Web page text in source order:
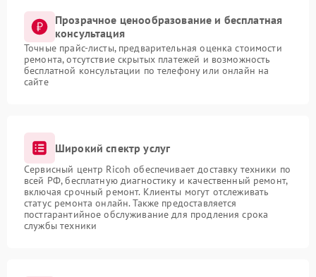
Прозрачное ценообразование и бесплатная
консультация
Точные прайс-листы, предварительная оценка стоимости
ремонта, отсутствие скрытых платежей и возможность
бесплатной консультации по телефону или онлайн на
сайте
Широкий спектр услуг
Сервисный центр Ricoh обеспечивает доставку техники по
всей РФ, бесплатную диагностику и качественный ремонт,
включая срочный ремонт. Клиенты могут отслеживать
статус ремонта онлайн. Также предоставляется
постгарантийное обслуживание для продления срока
службы техники